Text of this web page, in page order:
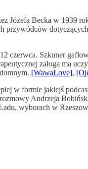
Józefa Becka w 1939
przywódców
czerwca. Szkuner
załoga ma
[WawaLove],
w formie jakiejś
Andrzeja
wyborach w